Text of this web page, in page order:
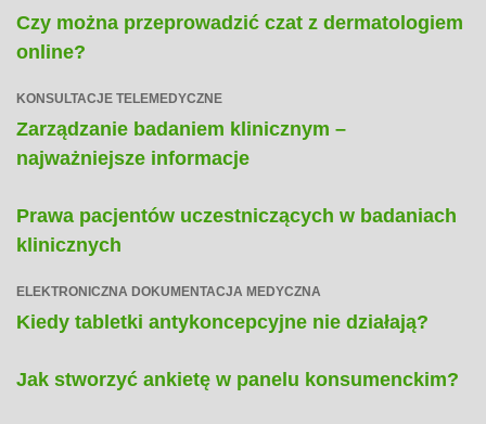
Czy można przeprowadzić czat z dermatologiem
online?
KONSULTACJE TELEMEDYCZNE
Zarządzanie badaniem klinicznym –
najważniejsze informacje
Prawa pacjentów uczestniczących w badaniach
klinicznych
ELEKTRONICZNA DOKUMENTACJA MEDYCZNA
Kiedy tabletki antykoncepcyjne nie działają?
Jak stworzyć ankietę w panelu konsumenckim?